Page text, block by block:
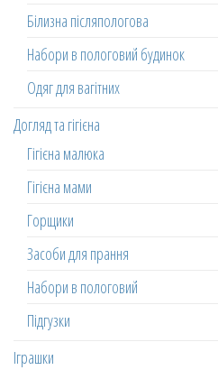
Білизна післяпологова
Набори в пологовий будинок
Одяг для вагітних
Догляд та гігієна
Гігієна малюка
Гігієна мами
Горщики
Засоби для прання
Набори в пологовий
Підгузки
Іграшки